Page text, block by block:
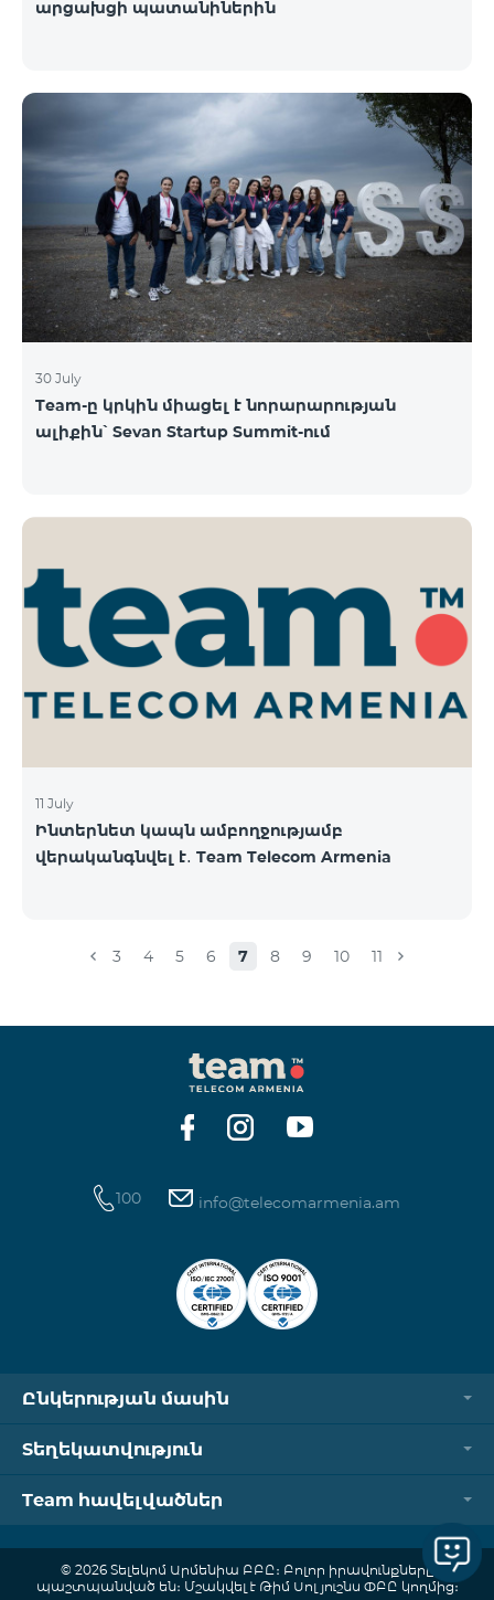
արցախցի պատանիներին
30 July
Team-ը կրկին միացել է նորարարության
ալիքին՝ Sevan Startup Summit-ում
11 July
Ինտերնետ կապն ամբողջությամբ
վերականգնվել է․ Team Telecom Armenia
3 4 5 6 7 8 9 10 11
100 info@telecomarmenia.am
Ընկերության մասին
Տեղեկատվություն
Team հավելվածներ
© 2026 Տելեկոմ Արմենիա ԲԲԸ։ Բոլոր իրավունքները
պաշտպանված են։ Մշակվել է Թիմ Սոլյուշնս ՓԲԸ կողմից։